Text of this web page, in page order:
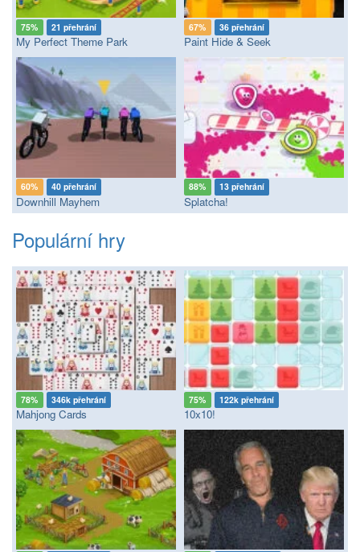
75% 21 přehrání
My Perfect Theme Park
67% 36 přehrání
Paint Hide & Seek
60% 40 přehrání
Downhill Mayhem
88% 13 přehrání
Splatcha!
Populární hry
78% 346k přehrání
Mahjong Cards
75% 122k přehrání
10x10!